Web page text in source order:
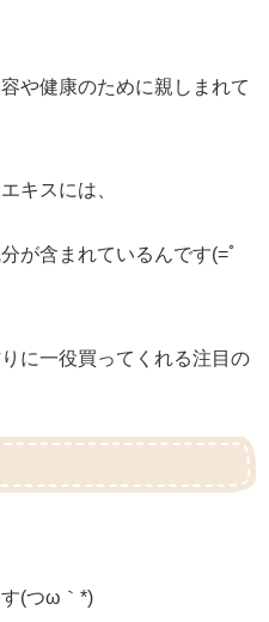
や健康のために親しまれて
キスには、
が含まれているんです(=ﾟ
に一役買ってくれる注目の
(つω｀*)